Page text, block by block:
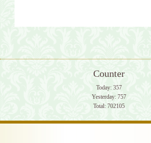
Counter
Today: 357
Yesterday: 757
Total: 702105